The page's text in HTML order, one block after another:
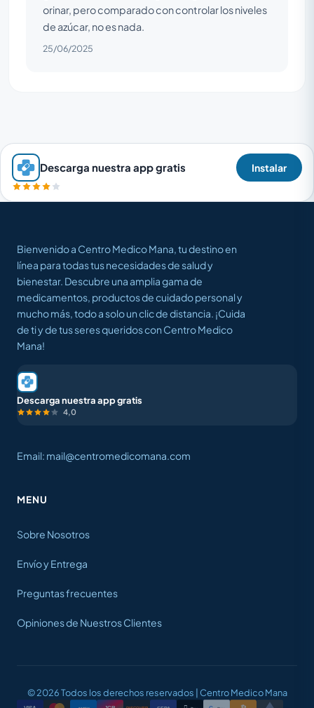
orinar, pero comparado con controlar los niveles
de azúcar, no es nada.
25/06/2025
Descarga nuestra app gratis Instalar
Bienvenido a Centro Medico Mana, tu destino en
línea para todas tus necesidades de salud y
bienestar. Descubre una amplia gama de
medicamentos, productos de cuidado personal y
mucho más, todo a solo un clic de distancia. ¡Cuida
de ti y de tus seres queridos con Centro Medico
Mana!
Descarga nuestra app gratis
4,0
Email: mail@centromedicomana.com
MENU
Sobre Nosotros
Envío y Entrega
Preguntas frecuentes
Opiniones de Nuestros Clientes
© 2026 Todos los derechos reservados | Centro Medico Mana